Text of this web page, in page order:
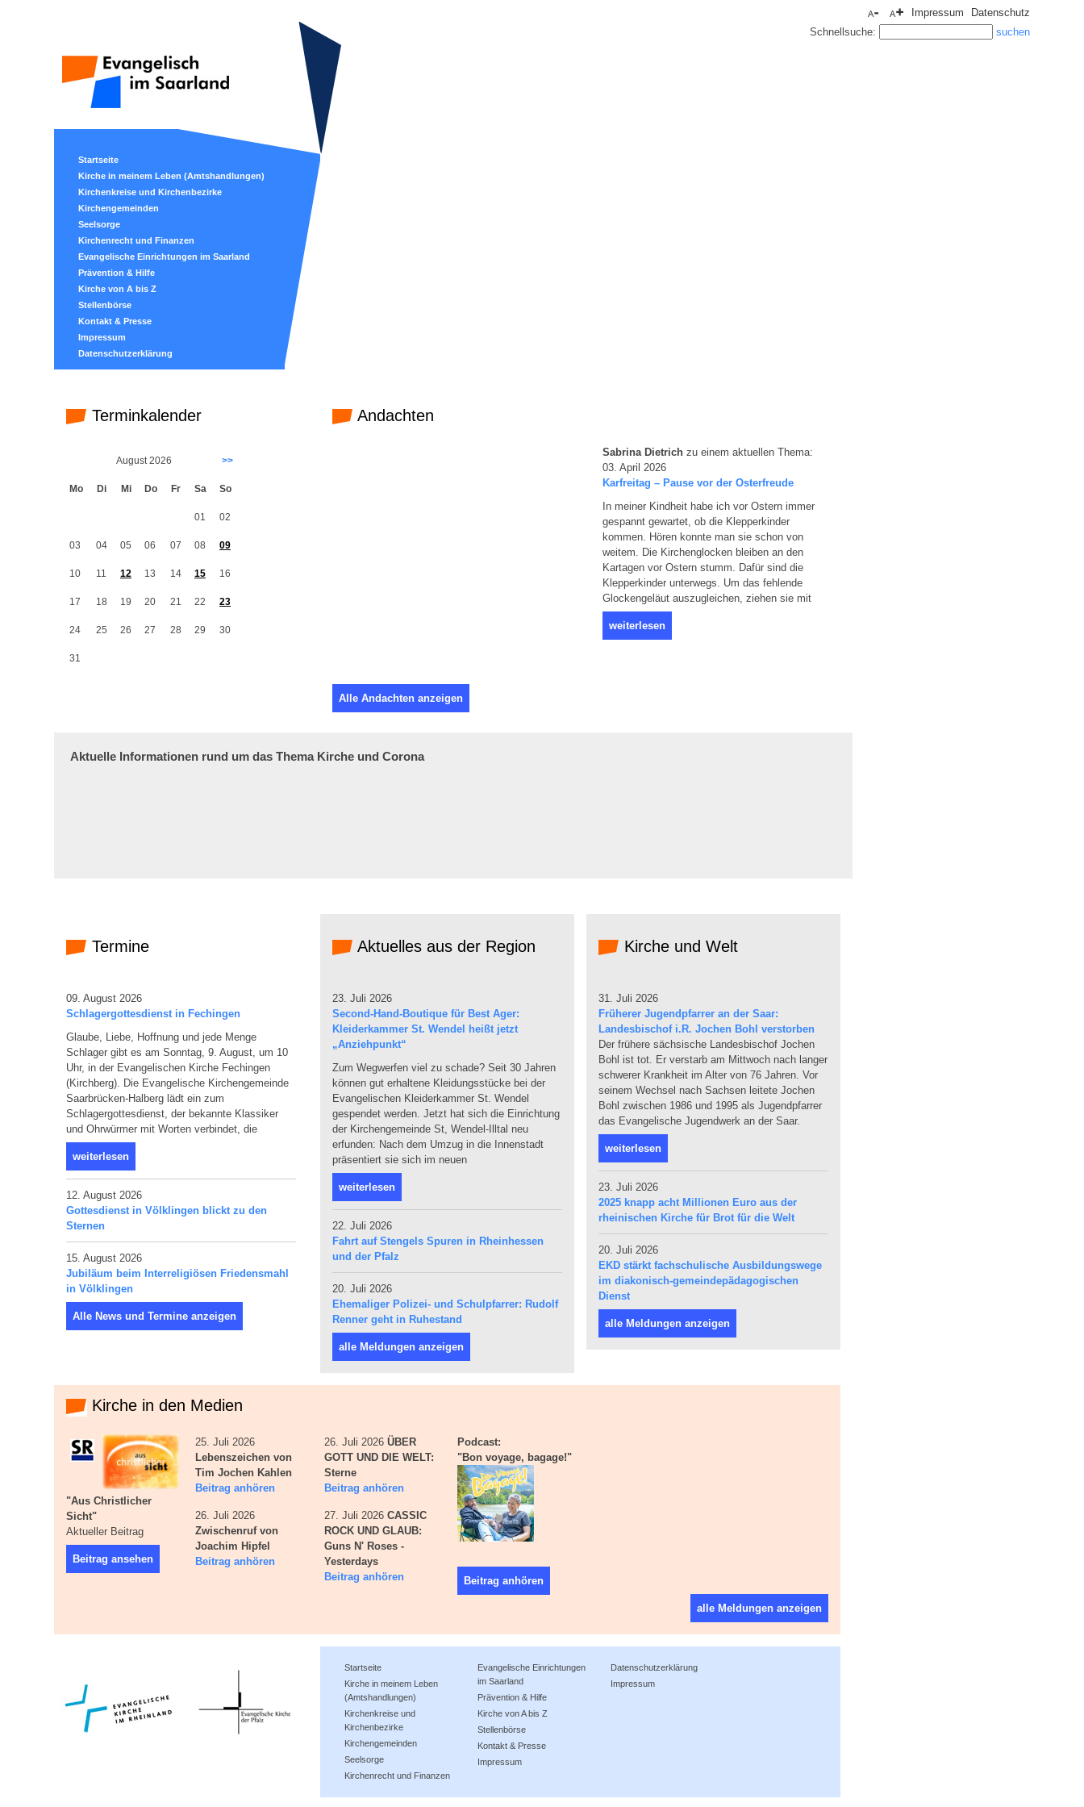
Startseite
Kirche in meinem Leben (Amtshandlungen)
Kirchenkreise und Kirchenbezirke
Kirchengemeinden
Seelsorge
Kirchenrecht und Finanzen
Evangelische Einrichtungen im Saarland
Prävention & Hilfe
Kirche von A bis Z
Stellenbörse
Kontakt & Presse
Impressum
Datenschutzerklärung
Impressum
Datenschutz
Schnellsuche:
Terminkalender
August 2026 >>
Mo Di Mi Do Fr Sa So
01 02
03 04 05 06 07 08 09
10 11 12 13 14 15 16
17 18 19 20 21 22 23
24 25 26 27 28 29 30
31
Andachten
Sabrina Dietrich zu einem aktuellen Thema:
03. April 2026
Karfreitag – Pause vor der Osterfreude
In meiner Kindheit habe ich vor Ostern immer
gespannt gewartet, ob die Klepperkinder
kommen. Hören konnte man sie schon von
weitem. Die Kirchenglocken bleiben an den
Kartagen vor Ostern stumm. Dafür sind die
Klepperkinder unterwegs. Um das fehlende
Glockengeläut auszugleichen, ziehen sie mit
weiterlesen
Alle Andachten anzeigen
Aktuelle Informationen rund um das Thema Kirche und Corona
Termine
09. August 2026
Schlagergottesdienst in Fechingen
Glaube, Liebe, Hoffnung und jede Menge
Schlager gibt es am Sonntag, 9. August, um 10
Uhr, in der Evangelischen Kirche Fechingen
(Kirchberg). Die Evangelische Kirchengemeinde
Saarbrücken-Halberg lädt ein zum
Schlagergottesdienst, der bekannte Klassiker
und Ohrwürmer mit Worten verbindet, die
weiterlesen
12. August 2026
Gottesdienst in Völklingen blickt zu den
Sternen
15. August 2026
Jubiläum beim Interreligiösen Friedensmahl
in Völklingen
Alle News und Termine anzeigen
Aktuelles aus der Region
23. Juli 2026
Second-Hand-Boutique für Best Ager:
Kleiderkammer St. Wendel heißt jetzt
„Anziehpunkt“
Zum Wegwerfen viel zu schade? Seit 30 Jahren
können gut erhaltene Kleidungsstücke bei der
Evangelischen Kleiderkammer St. Wendel
gespendet werden. Jetzt hat sich die Einrichtung
der Kirchengemeinde St, Wendel-Illtal neu
erfunden: Nach dem Umzug in die Innenstadt
präsentiert sie sich im neuen
weiterlesen
22. Juli 2026
Fahrt auf Stengels Spuren in Rheinhessen
und der Pfalz
20. Juli 2026
Ehemaliger Polizei- und Schulpfarrer: Rudolf
Renner geht in Ruhestand
alle Meldungen anzeigen
Kirche und Welt
31. Juli 2026
Früherer Jugendpfarrer an der Saar:
Landesbischof i.R. Jochen Bohl verstorben
Der frühere sächsische Landesbischof Jochen
Bohl ist tot. Er verstarb am Mittwoch nach langer
schwerer Krankheit im Alter von 76 Jahren. Vor
seinem Wechsel nach Sachsen leitete Jochen
Bohl zwischen 1986 und 1995 als Jugendpfarrer
das Evangelische Jugendwerk an der Saar.
weiterlesen
23. Juli 2026
2025 knapp acht Millionen Euro aus der
rheinischen Kirche für Brot für die Welt
20. Juli 2026
EKD stärkt fachschulische Ausbildungswege
im diakonisch-gemeindepädagogischen
Dienst
alle Meldungen anzeigen
Kirche in den Medien
"Aus Christlicher
Sicht"
Aktueller Beitrag
Beitrag ansehen
25. Juli 2026
Lebenszeichen von
Tim Jochen Kahlen
Beitrag anhören
26. Juli 2026 ÜBER
GOTT UND DIE WELT:
Sterne
Beitrag anhören
26. Juli 2026
Zwischenruf von
Joachim Hipfel
Beitrag anhören
27. Juli 2026 CASSIC
ROCK UND GLAUB:
Guns N' Roses -
Yesterdays
Beitrag anhören
Podcast:
"Bon voyage, bagage!"
Beitrag anhören
alle Meldungen anzeigen
Startseite
Kirche in meinem Leben
(Amtshandlungen)
Kirchenkreise und
Kirchenbezirke
Kirchengemeinden
Seelsorge
Kirchenrecht und Finanzen
Evangelische Einrichtungen
im Saarland
Prävention & Hilfe
Kirche von A bis Z
Stellenbörse
Kontakt & Presse
Impressum
Datenschutzerklärung
Impressum